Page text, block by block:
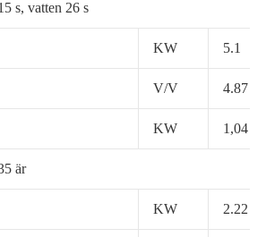
s, vatten 26 s
KW 5.1
V/V 4.87
KW 1,04
är
KW 2.22